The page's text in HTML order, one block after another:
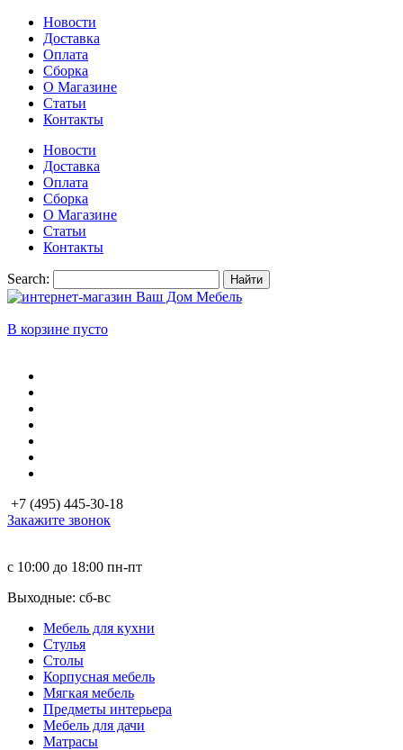
Новости
Доставка
Оплата
Сборка
О Магазине
Статьи
Контакты
Новости
Доставка
Оплата
Сборка
О Магазине
Статьи
Контакты
Search: Найти
В корзине пусто
+7 (495) 445-30-18
Закажите звонок
с 10:00 до 18:00 пн-пт
Выходные: сб-вc
Мебель для кухни
Стулья
Столы
Корпусная мебель
Мягкая мебель
Предметы интерьера
Мебель для дачи
Матраcы